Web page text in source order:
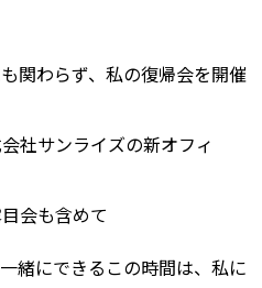
関わらず、私の復帰会を開催
社サンライズの新オフィ
会も含めて
緒にできるこの時間は、私に